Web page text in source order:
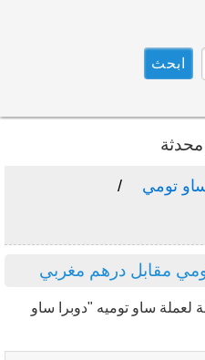
تومي
مقابل درهم مغربي
لعملة ساو توميه "دوبرا ساو